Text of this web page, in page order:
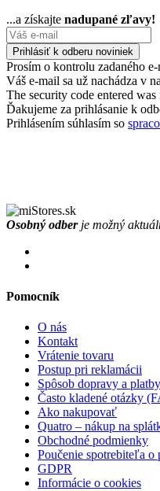
...a získajte nadupané zľavy!
Prosím o kontrolu zadaného
Váš e-mail sa už nachádza v
The security code entered was
Ďakujeme za prihlásanie k
Prihlásením súhlasím so
Osobný odberje možný
Pomocník
O nás
Kontakt
Vrátenie tovaru
Postup pri reklamácii
Spôsob dopravy a platby
Často kladené otázky
Ako nakupovať
Quatro – nákup na
Obchodné podmienky
Poučenie spotrebiteľa
GDPR
Informácie o cookies